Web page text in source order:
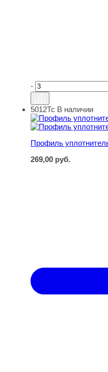
-
Профиль
5012Тс В наличии
Профиль
269,00 руб.